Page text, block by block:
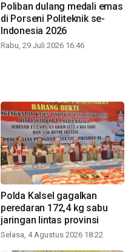
Poliban dulang medali emas
di Porseni Politeknik se-
Indonesia 2026
Rabu, 29 Juli 2026 16:46
Polda Kalsel gagalkan
peredaran 172,4 kg sabu
jaringan lintas provinsi
Selasa, 4 Agustus 2026 18:22